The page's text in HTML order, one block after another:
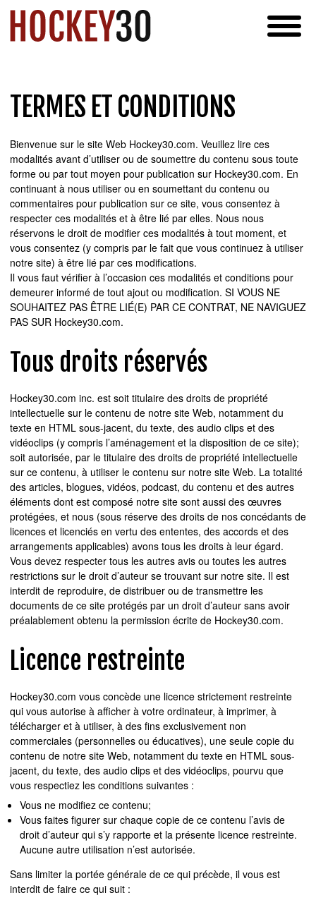
TERMES ET CONDITIONS
Bienvenue sur le site Web Hockey30.com. Veuillez lire ces
modalités avant d’utiliser ou de soumettre du contenu sous toute
forme ou par tout moyen pour publication sur Hockey30.com. En
continuant à nous utiliser ou en soumettant du contenu ou
commentaires pour publication sur ce site, vous consentez à
respecter ces modalités et à être lié par elles. Nous nous
réservons le droit de modifier ces modalités à tout moment, et
vous consentez (y compris par le fait que vous continuez à utiliser
notre site) à être lié par ces modifications.
Il vous faut vérifier à l’occasion ces modalités et conditions pour
demeurer informé de tout ajout ou modification. SI VOUS NE
SOUHAITEZ PAS ÊTRE LIÉ(E) PAR CE CONTRAT, NE NAVIGUEZ
PAS SUR Hockey30.com.
Tous droits réservés
Hockey30.com inc. est soit titulaire des droits de propriété
intellectuelle sur le contenu de notre site Web, notamment du
texte en HTML sous-jacent, du texte, des audio clips et des
vidéoclips (y compris l’aménagement et la disposition de ce site);
soit autorisée, par le titulaire des droits de propriété intellectuelle
sur ce contenu, à utiliser le contenu sur notre site Web. La totalité
des articles, blogues, vidéos, podcast, du contenu et des autres
éléments dont est composé notre site sont aussi des œuvres
protégées, et nous (sous réserve des droits de nos concédants de
licences et licenciés en vertu des ententes, des accords et des
arrangements applicables) avons tous les droits à leur égard.
Vous devez respecter tous les autres avis ou toutes les autres
restrictions sur le droit d’auteur se trouvant sur notre site. Il est
interdit de reproduire, de distribuer ou de transmettre les
documents de ce site protégés par un droit d’auteur sans avoir
préalablement obtenu la permission écrite de Hockey30.com.
Licence restreinte
Hockey30.com vous concède une licence strictement restreinte
qui vous autorise à afficher à votre ordinateur, à imprimer, à
télécharger et à utiliser, à des fins exclusivement non
commerciales (personnelles ou éducatives), une seule copie du
contenu de notre site Web, notamment du texte en HTML sous-
jacent, du texte, des audio clips et des vidéoclips, pourvu que
vous respectiez les conditions suivantes :
Vous ne modifiez ce contenu;
Vous faites figurer sur chaque copie de ce contenu l’avis de
droit d’auteur qui s’y rapporte et la présente licence restreinte.
Aucune autre utilisation n’est autorisée.
Sans limiter la portée générale de ce qui précède, il vous est
interdit de faire ce qui suit :